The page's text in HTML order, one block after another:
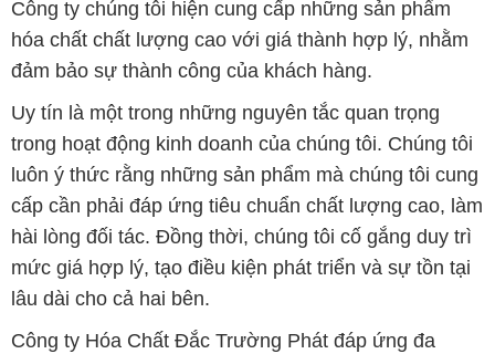
Công ty chúng tôi hiện cung cấp những sản phẩm
hóa chất chất lượng cao với giá thành hợp lý, nhằm
đảm bảo sự thành công của khách hàng.
Uy tín là một trong những nguyên tắc quan trọng
trong hoạt động kinh doanh của chúng tôi. Chúng tôi
luôn ý thức rằng những sản phẩm mà chúng tôi cung
cấp cần phải đáp ứng tiêu chuẩn chất lượng cao, làm
hài lòng đối tác. Đồng thời, chúng tôi cố gắng duy trì
mức giá hợp lý, tạo điều kiện phát triển và sự tồn tại
lâu dài cho cả hai bên.
Công ty Hóa Chất Đắc Trường Phát đáp ứng đa